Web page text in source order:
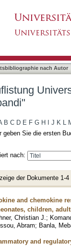
nach Autor
B C D E F G H J K L
geben Sie die ersten
nach:
der Dokumente 1-4
and chemokine
children,
Christian J. ;
Abram; Banla,
and